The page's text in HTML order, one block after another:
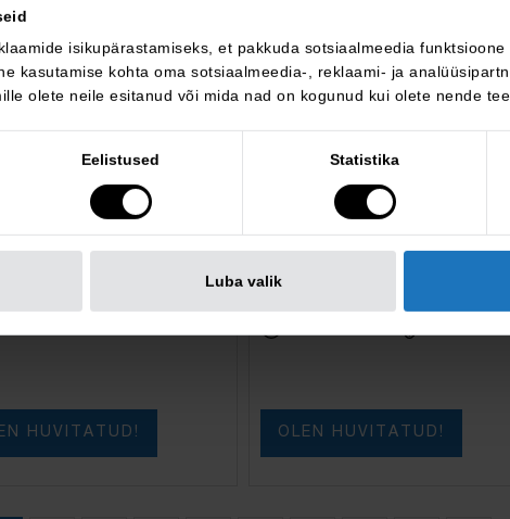
isikupärastamiseks, et pakkuda sotsiaalmeedia funktsioone
kasutamise kohta oma sotsiaalmeedia-, reklaami- ja
olete neile esitanud või mida nad on kogunud kui olete nende
Eelistused Statistika
Luba valik
320
004 km
2018
HUVITATUD!
BMW 730
d xDrive
39 900 €
KM 24%
42 990 €
3 090 €
OLEN HUVITATUD!